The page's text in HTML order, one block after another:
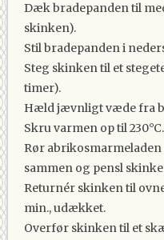
Dæk bradepanden til
skinken).
Stil bradepanden i
Steg skinken til et
timer).
Hæld jævnligt væde fra
Skru varmen op til 230°C.
Rør
sammen og pensl
Returnér skinken til
min., udækket.
Overfør skinken til et